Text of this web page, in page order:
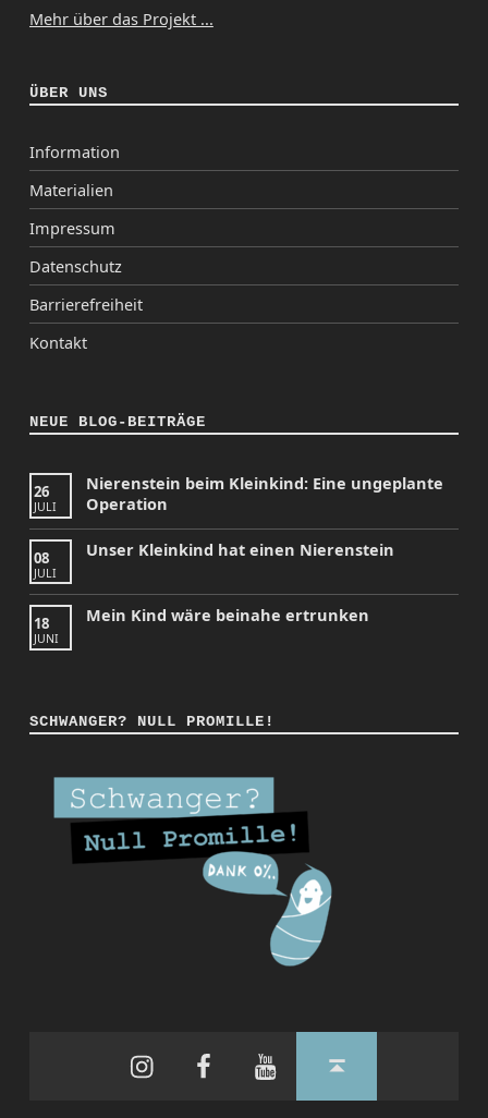
Mehr über das Projekt ...
ÜBER UNS
Information
Materialien
Impressum
Datenschutz
Barrierefreiheit
Kontakt
NEUE BLOG-BEITRÄGE
26
JULI
Nierenstein beim Kleinkind: Eine ungeplante
Operation
08
JULI
Unser Kleinkind hat einen Nierenstein
18
JUNI
Mein Kind wäre beinahe ertrunken
SCHWANGER? NULL PROMILLE!
FacebookYouTubeBack to top ↑